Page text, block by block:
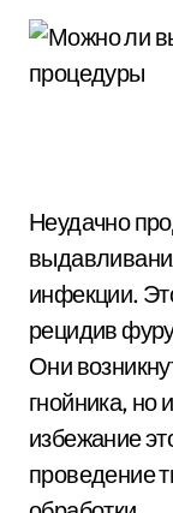
Неудачно
инфекции.
рецидив
Они
гнойника, но
избежание
проведение